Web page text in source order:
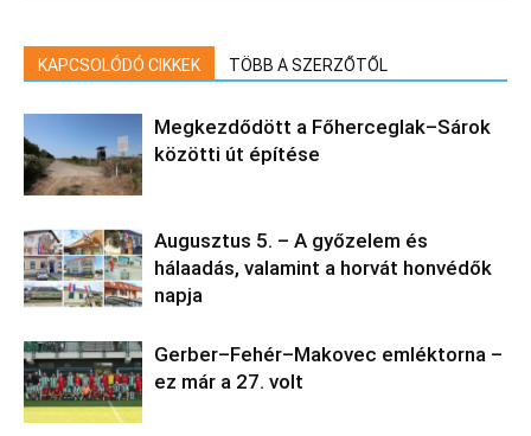
KAPCSOLÓDÓ CIKKEK TÖBB A SZERZŐTŐL
Megkezdődött a Főherceglak–Sárok
közötti út építése
Augusztus 5. – A győzelem és
hálaadás, valamint a horvát honvédők
napja
Gerber–Fehér–Makovec emléktorna –
ez már a 27. volt